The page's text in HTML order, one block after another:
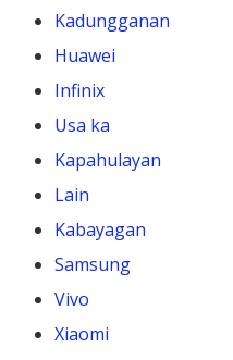
Kadungganan
Huawei
Infinix
Usa ka
Kapahulayan
Lain
Kabayagan
Samsung
Vivo
Xiaomi